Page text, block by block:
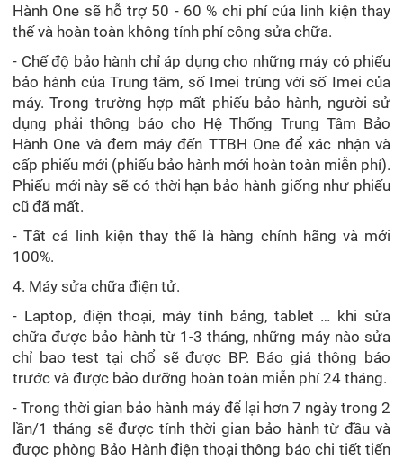
Hành One sẽ hỗ trợ 50 - 60 % chi phí của linh kiện thay
thế và hoàn toàn không tính phí công sửa chữa.
- Chế độ bảo hành chỉ áp dụng cho những máy có phiếu
bảo hành của Trung tâm, số Imei trùng với số Imei của
máy. Trong trường hợp mất phiếu bảo hành, người sử
dụng phải thông báo cho Hệ Thống Trung Tâm Bảo
Hành One và đem máy đến TTBH One để xác nhận và
cấp phiếu mới (phiếu bảo hành mới hoàn toàn miễn phí).
Phiếu mới này sẽ có thời hạn bảo hành giống như phiếu
cũ đã mất.
- Tất cả linh kiện thay thế là hàng chính hãng và mới
100%.
4. Máy sửa chữa điện tử.
- Laptop, điện thoại, máy tính bảng, tablet … khi sửa
chữa được bảo hành từ 1-3 tháng, những máy nào sửa
chỉ bao test tại chổ sẽ được BP. Báo giá thông báo
trước và được bảo dưỡng hoàn toàn miễn phí 24 tháng.
- Trong thời gian bảo hành máy để lại hơn 7 ngày trong 2
lần/1 tháng sẽ được tính thời gian bảo hành từ đầu và
được phòng Bảo Hành điện thoại thông báo chi tiết tiến